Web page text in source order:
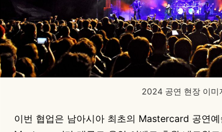
2024 공연 현장 이미
이번 협업은 남아시아 최초의 Mastercard 공연